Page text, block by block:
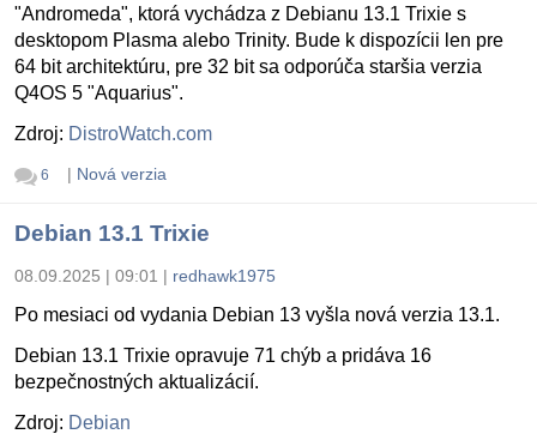
"Andromeda", ktorá vychádza z Debianu 13.1 Trixie s
desktopom Plasma alebo Trinity. Bude k dispozícii len pre
64 bit architektúru, pre 32 bit sa odporúča staršia verzia
Q4OS 5 "Aquarius".
Zdroj: DistroWatch.com
6 | Nová verzia
Debian 13.1 Trixie
08.09.2025 | 09:01 | redhawk1975
Po mesiaci od vydania Debian 13 vyšla nová verzia 13.1.
Debian 13.1 Trixie opravuje 71 chýb a pridáva 16
bezpečnostných aktualizácií.
Zdroj: Debian